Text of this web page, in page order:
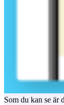
Som du kan se är